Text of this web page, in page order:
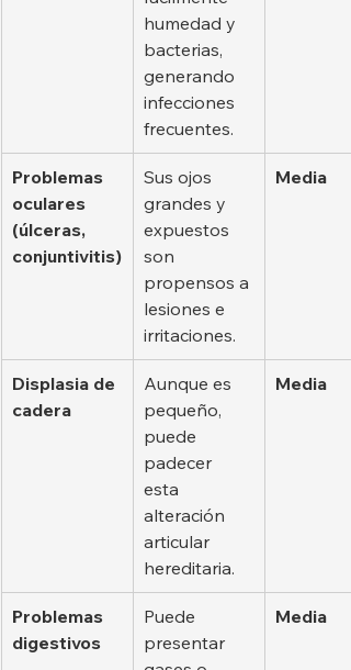
humedad y
bacterias,
generando
infecciones
frecuentes.
Problemas
oculares
(úlceras,
conjuntivitis)
Sus ojos
grandes y
expuestos
son
propensos a
lesiones e
irritaciones.
Media
Displasia de
cadera
Aunque es
pequeño,
puede
padecer
esta
alteración
articular
hereditaria.
Media
Problemas
digestivos
Puede
presentar
Media